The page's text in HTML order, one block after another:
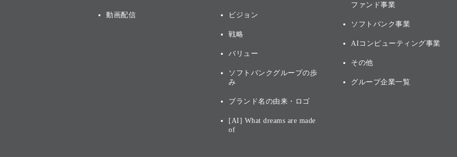
動画配信 ビジョン
戦略
バリュー
ソフトバンクグループの歩
み
ブランド名の由来・ロゴ
[AI] What dreams are made
of
ファンド事業
ソフトバンク事業
AIコンピューティング事業
その他
グループ企業一覧